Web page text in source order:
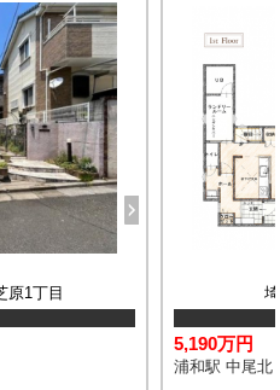
原1丁目
5,190万円
浦和駅 中尾北